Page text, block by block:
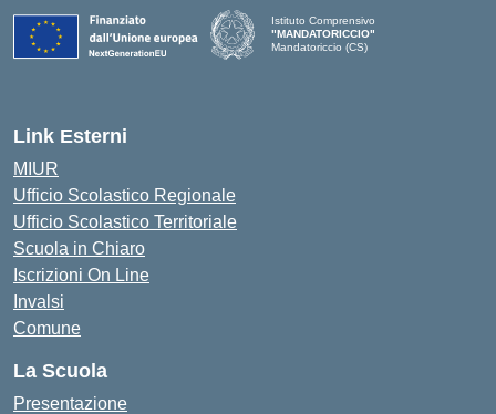
Istituto Comprensivo
"MANDATORICCIO"
Mandatoriccio (CS)
Link Esterni
MIUR
Ufficio Scolastico Regionale
Ufficio Scolastico Territoriale
Scuola in Chiaro
Iscrizioni On Line
Invalsi
Comune
La Scuola
Presentazione